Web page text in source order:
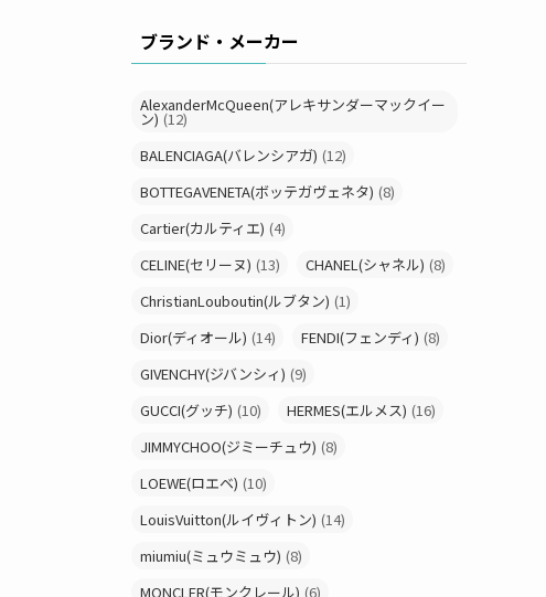
ーブランド・メーカー
AlexanderMcQueen(アレキサンダーマックイー
ン) (12)
BALENCIAGA(バレンシアガ) (12)
BOTTEGAVENETA(ボッテガヴェネタ) (8)
Cartier(カルティエ) (4)
CELINE(セリーヌ) (13) CHANEL(シャネル) (8)
ChristianLouboutin(ルブタン) (1)
Dior(ディオール) (14) FENDI(フェンディ) (8)
GIVENCHY(ジバンシィ) (9)
GUCCI(グッチ) (10) HERMES(エルメス) (16)
JIMMYCHOO(ジミーチュウ) (8)
LOEWE(ロエベ) (10)
LouisVuitton(ルイヴィトン) (14)
miumiu(ミュウミュウ) (8)
MONCLER(モンクレール) (6)